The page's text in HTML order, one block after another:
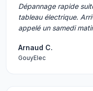
Dépannage rapide
tableau électrique.
appelé un samedi
Arnaud C.
GouyElec